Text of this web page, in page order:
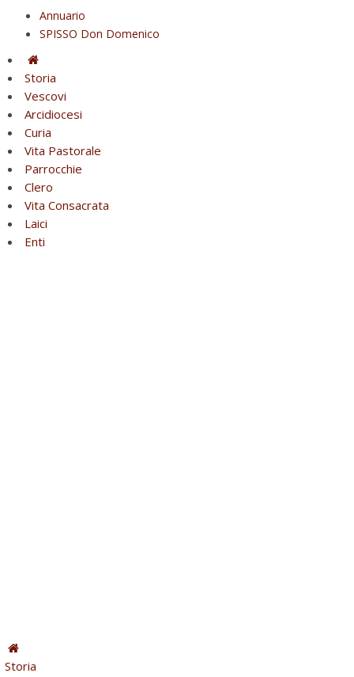
Annuario
SPISSO Don Domenico
Storia
Vescovi
Arcidiocesi
Curia
Vita Pastorale
Parrocchie
Clero
Vita Consacrata
Laici
Enti
Storia